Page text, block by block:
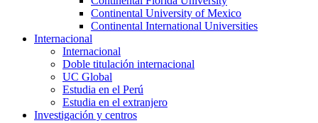
Continental University of Mexico
Continental International Universities
Internacional
Internacional
Doble titulación internacional
UC Global
Estudia en el Perú
Estudia en el extranjero
Investigación y centros